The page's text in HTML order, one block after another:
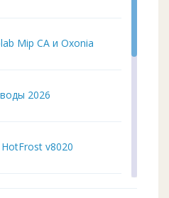
Mip CA и Oxonia
2026
v8020